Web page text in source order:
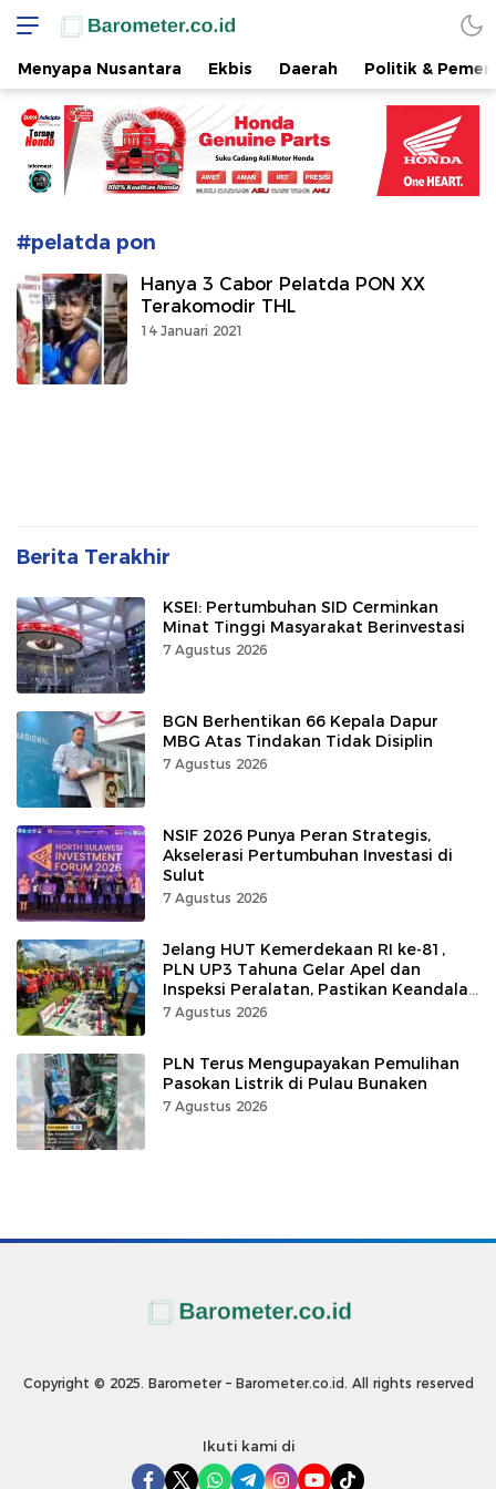
www.barometer.co.id
Berita Terkini di Sulawesi Utara
Menyapa Nusantara Ekbis Daerah Politik &
#pelatda pon
Hanya 3 Cabor Pelatda PON XX
Terakomodir THL
14 Januari 2021
Berita Terakhir
KSEI: Pertumbuhan SID Cerminkan
Minat Tinggi Masyarakat Berinvestasi
7 Agustus 2026
BGN Berhentikan 66 Kepala Dapur
MBG Atas Tindakan Tidak Disiplin
7 Agustus 2026
NSIF 2026 Punya Peran Strategis,
Akselerasi Pertumbuhan Investasi di
Sulut
7 Agustus 2026
Jelang HUT Kemerdekaan RI ke-81,
PLN UP3 Tahuna Gelar Apel dan
Inspeksi Peralatan, Pastikan Keandalan
Listrik
7 Agustus 2026
PLN Terus Mengupayakan Pemulihan
Pasokan Listrik di Pulau Bunaken
7 Agustus 2026
Copyright © 2025. Barometer – Barometer.co.id. All rights reserved
Ikuti kami di